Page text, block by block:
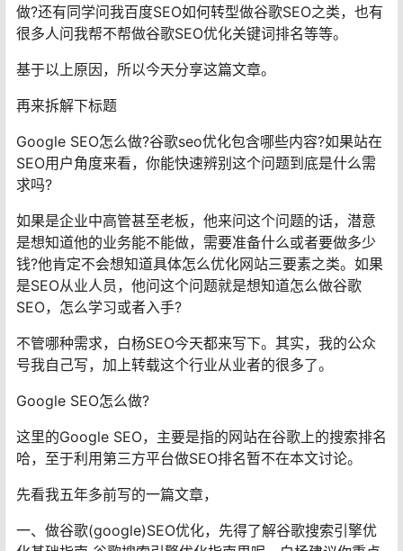
做?还有同学问我百度SEO如何转型做谷歌SEO之类，也有
很多人问我帮不帮做谷歌SEO优化关键词排名等等。
基于以上原因，所以今天分享这篇文章。
再来拆解下标题
Google SEO怎么做?谷歌seo优化包含哪些内容?如果站在
SEO用户角度来看，你能快速辨别这个问题到底是什么需
求吗?
如果是企业中高管甚至老板，他来问这个问题的话，潜意
是想知道他的业务能不能做，需要准备什么或者要做多少
钱?他肯定不会想知道具体怎么优化网站三要素之类。如果
是SEO从业人员，他问这个问题就是想知道怎么做谷歌
SEO，怎么学习或者入手?
不管哪种需求，白杨SEO今天都来写下。其实，我的公众
号我自己写，加上转载这个行业从业者的很多了。
Google SEO怎么做?
这里的Google SEO，主要是指的网站在谷歌上的搜索排名
哈，至于利用第三方平台做SEO排名暂不在本文讨论。
先看我五年多前写的一篇文章，
一、做谷歌(google)SEO优化，先得了解谷歌搜索引擎优